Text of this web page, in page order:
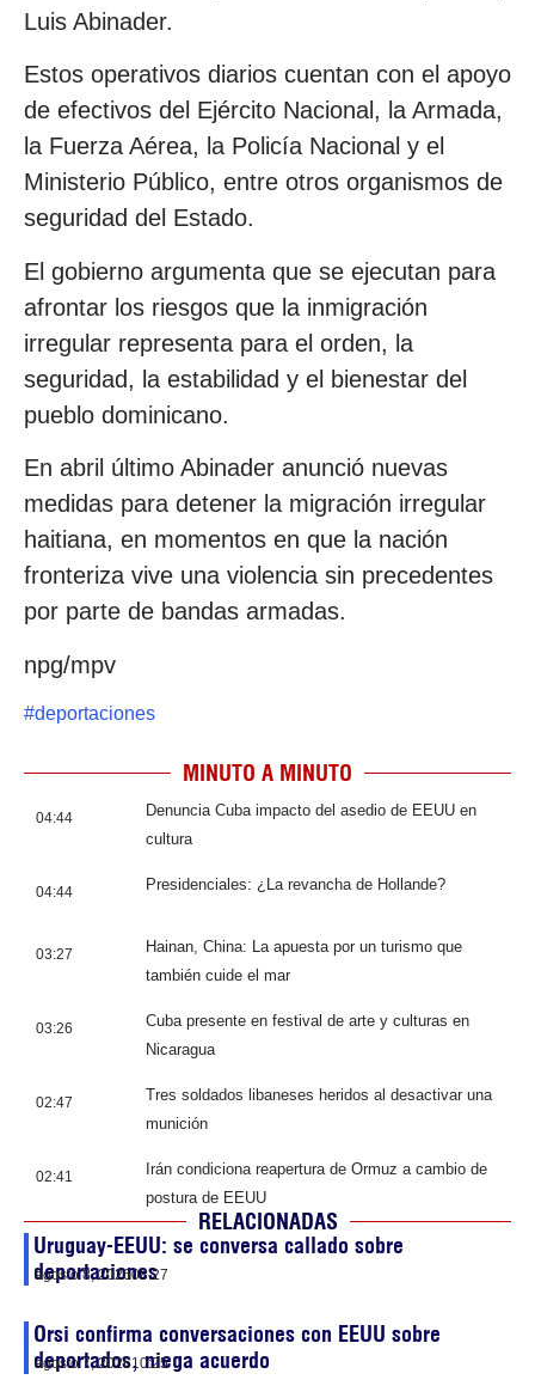
Luis Abinader.
Estos operativos diarios cuentan con el apoyo
de efectivos del Ejército Nacional, la Armada,
la Fuerza Aérea, la Policía Nacional y el
Ministerio Público, entre otros organismos de
seguridad del Estado.
El gobierno argumenta que se ejecutan para
afrontar los riesgos que la inmigración
irregular representa para el orden, la
seguridad, la estabilidad y el bienestar del
pueblo dominicano.
En abril último Abinader anunció nuevas
medidas para detener la migración irregular
haitiana, en momentos en que la nación
fronteriza vive una violencia sin precedentes
por parte de bandas armadas.
npg/mpv
#deportaciones
MINUTO A MINUTO
04:44
Denuncia Cuba impacto del asedio de EEUU en
cultura
04:44 Presidenciales: ¿La revancha de Hollande?
03:27
Hainan, China: La apuesta por un turismo que
también cuide el mar
03:26
Cuba presente en festival de arte y culturas en
Nicaragua
02:47
Tres soldados libaneses heridos al desactivar una
munición
02:41
Irán condiciona reapertura de Ormuz a cambio de
postura de EEUU
RELACIONADAS
Uruguay-EEUU: se conversa callado sobre
deportaciones
agosto 8, 202608:27
Orsi confirma conversaciones con EEUU sobre
deportados, niega acuerdo
agosto 7, 202610:25